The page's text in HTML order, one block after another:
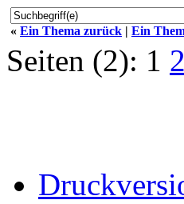
« Ein Thema zurück | Ein
Seiten (2): 1 2